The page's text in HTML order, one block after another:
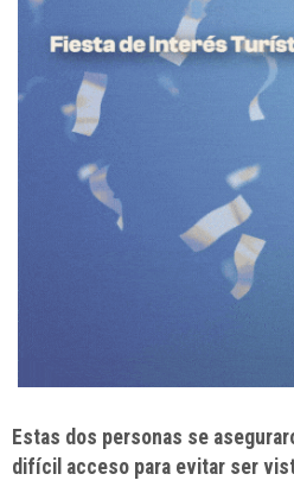
Estas dos personas se
difícil acceso para evitar ser